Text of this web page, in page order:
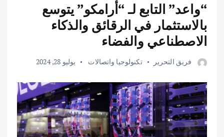
“واعد” التابع لـ “أرامكو” يتوسع
بالاستثمار في الرقائق والذكاء
الاصطناعي والفضاء
فريق التحرير تكنولوجيا واتصالات يوليو 28, 2024